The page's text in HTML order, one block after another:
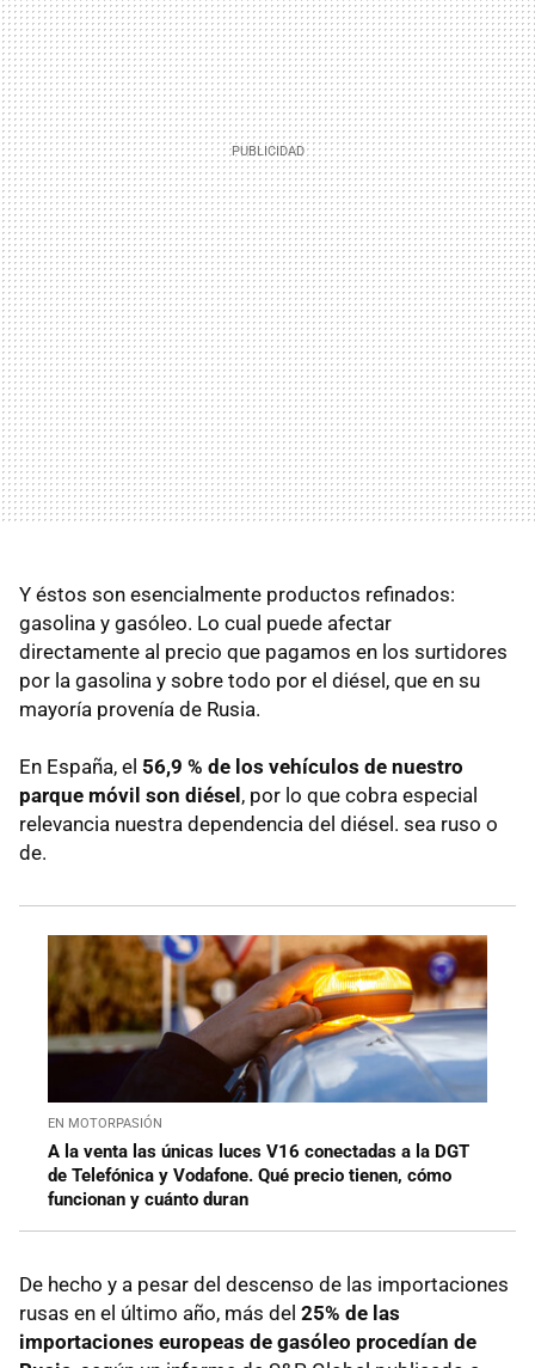
Y éstos son esencialmente productos refinados:
gasolina y gasóleo. Lo cual puede afectar
directamente al precio que pagamos en los surtidores
por la gasolina y sobre todo por el diésel, que en su
mayoría provenía de Rusia.
En España, el 56,9 % de los vehículos de nuestro
parque móvil son diésel, por lo que cobra especial
relevancia nuestra dependencia del diésel. sea ruso o
de.
EN MOTORPASIÓN
A la venta las únicas luces V16 conectadas a la DGT
de Telefónica y Vodafone. Qué precio tienen, cómo
funcionan y cuánto duran
De hecho y a pesar del descenso de las importaciones
rusas en el último año, más del 25% de las
importaciones europeas de gasóleo procedían de